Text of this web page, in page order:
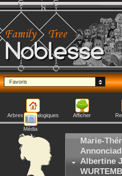
Noblesse
Favoris
Arbres généalogiques Afficher
Média
Marie-
Albertine